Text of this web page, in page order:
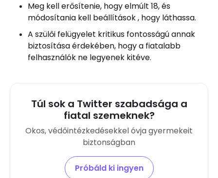
Meg kell erősítenie, hogy elmúlt 18, és
módosítania kell beállítások , hogy láthassa.
A szülői felügyelet kritikus fontosságú annak
biztosítása érdekében, hogy a fiatalabb
felhasználók ne legyenek kitéve.
Túl sok a Twitter szabadsága a
fiatal szemeknek?
Okos, védőintézkedésekkel óvja gyermekeit
biztonságban
Próbáld ki ingyen